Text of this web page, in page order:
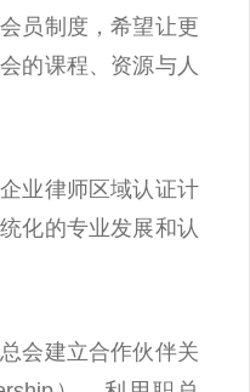
员制度，希望让更
的课程、资源与人
业律师区域认证计
化的专业发展和认
会建立合作伙伴关